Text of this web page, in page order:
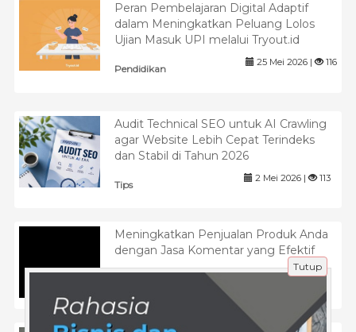
Peran Pembelajaran Digital Adaptif
dalam Meningkatkan Peluang Lolos
Ujian Masuk UPI melalui Tryout.id
Pendidikan
25 Mei 2026 | 116
Audit Technical SEO untuk AI Crawling
agar Website Lebih Cepat Terindeks
dan Stabil di Tahun 2026
Tips
2 Mei 2026 | 113
Meningkatkan Penjualan Produk Anda
dengan Jasa Komentar yang Efektif
19 Apr 2025 | 671
Tutup